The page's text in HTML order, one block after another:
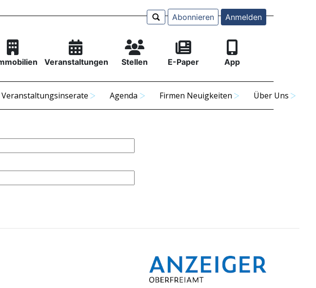
Abonnieren Anmelden
Veranstaltungen Stellen E-Paper App
Veranstaltungsinserate Agenda Firmen Neuigkeiten Über Uns